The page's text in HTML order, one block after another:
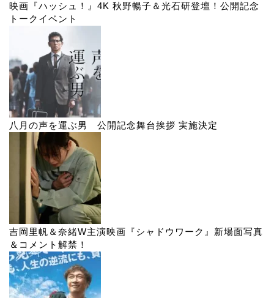
映画『ハッシュ！』4K 秋野暢子＆光石研登壇！公開記念
トークイベント
八月の声を運ぶ男 公開記念舞台挨拶 実施決定
吉岡里帆＆奈緒W主演映画『シャドウワーク』新場面写真
＆コメント解禁！